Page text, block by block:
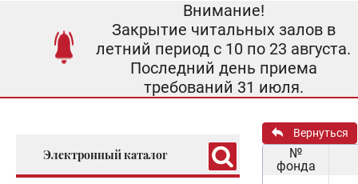
Внимание!
Закрытие читальных залов в
летний период с 10 по 23 августа.
Последний день приема
требований 31 июля.
Электронный каталог
Вернуться
№
фонда